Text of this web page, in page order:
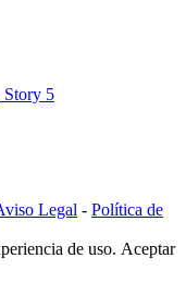
Story 5
Legal - Política de
de uso. Aceptar